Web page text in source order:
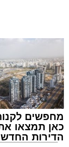
מחפשים
כאן תמצאו
הדירות